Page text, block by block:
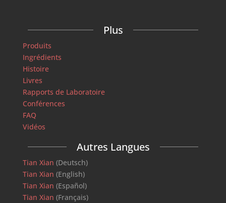
Plus
Produits
Ingrédients
Histoire
Livres
Rapports de Laboratoire
Conférences
FAQ
Vidéos
Autres Langues
Tian Xian (Deutsch)
Tian Xian (English)
Tian Xian (Español)
Tian Xian (Français)